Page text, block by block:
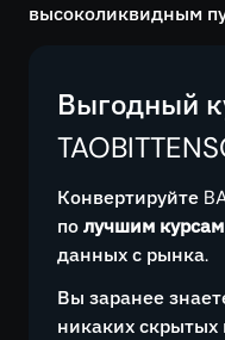
высоколиквидным
Выгодный
Конвертируйте
получшим курсам
данных с рынка.
Вы заранее
никаких